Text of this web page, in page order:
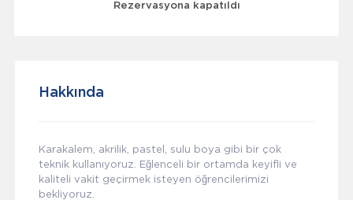
Rezervasyona kapatıldı
Hakkında
Karakalem, akrilik, pastel, sulu boya gibi bir çok
teknik kullanıyoruz. Eğlenceli bir ortamda keyifli ve
kaliteli vakit geçirmek isteyen öğrencilerimizi
bekliyoruz.